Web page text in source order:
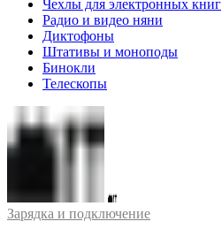
Чехлы для электронных книг
Радио и видео няни
Диктофоны
Штативы и моноподы
Бинокли
Телескопы
Зарядка и подключение